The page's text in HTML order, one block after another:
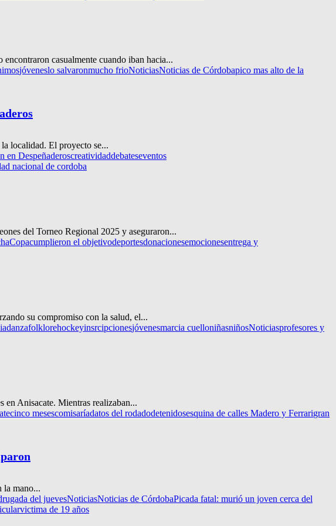
casualmente cuando iban hacia...
jóveneslo salvaronmucho frioNoticiasNoticias de Córdobapico mas alto de la
localidad. El proyecto se...
en Despeñaderoscreatividaddebateseventos
nacional de cordoba
del Torneo Regional 2025 y aseguraron...
Copacumplieron el objetivodeportesdonacionesemocionesentrega y
su compromiso con la salud, el...
danzafolklorehockeyinsrcipcionesjóvenesmarcia cuelloniñasniñosNoticiasprofesores y
en Anisacate. Mientras realizaban...
cinco mesescomisaríadatos del rodadodetenidosesquina de calles Madero y Ferrarigran
la mano...
del juevesNoticiasNoticias de CórdobaPicada fatal: murió un joven cerca del
victima de 19 años